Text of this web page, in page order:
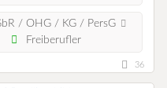
/ OHG / KG / PersG
Freiberufler
36